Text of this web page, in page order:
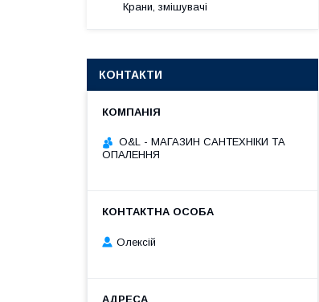
Крани, змішувачі
КОНТАКТИ
O&L - МАГАЗИН САНТЕХНІКИ ТА
ОПАЛЕННЯ
Олексій